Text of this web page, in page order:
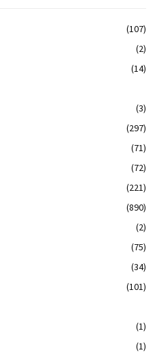
(107)
(2)
(14)
(3)
(297)
(71)
(72)
(221)
(890)
(2)
(75)
(34)
(101)
(1)
(1)